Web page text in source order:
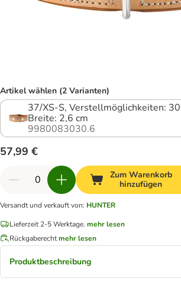
Artikel wählen (2 Varianten)
37/XS-S, Verstellmöglichkeiten:
Breite: 2,6 cm
9980083030.6
57,99 €
Zum Warenkorb
hinzufügen
Versandt und verkauft von: HUNTER
Lieferzeit 2-5 Werktage. mehr lesen
Rückgaberechtmehr lesen
Produktbeschreibung